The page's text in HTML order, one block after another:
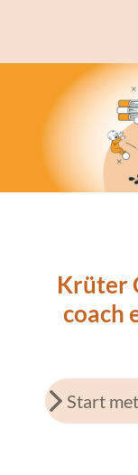
naar
hoofdinhoud
Krüter
coach
Start